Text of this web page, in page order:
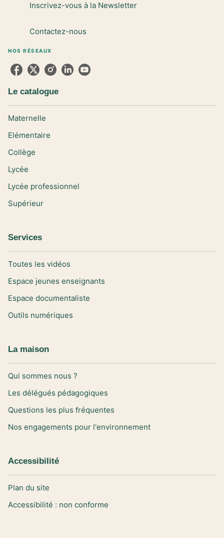
Inscrivez-vous à la Newsletter
Contactez-nous
NOS RÉSEAUX
Le catalogue
Maternelle
Elémentaire
Collège
Lycée
Lycée professionnel
Supérieur
Services
Toutes les vidéos
Espace jeunes enseignants
Espace documentaliste
Outils numériques
La maison
Qui sommes nous ?
Les délégués pédagogiques
Questions les plus fréquentes
Nos engagements pour l'environnement
Accessibilité
Plan du site
Accessibilité : non conforme